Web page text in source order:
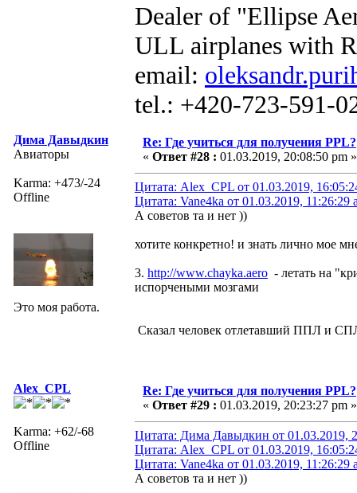
Dealer of "Ellipse
ULL airplanes with
email:
tel.: +420-723-591-
Дима Давыдкин
Авиаторы
Karma: +473/-24
Offline
Это моя работа.
Re: Где учиться для получения PPL?
« Ответ #28 : 01.03.2019, 20:08:50 pm »
Цитата: Alex_CPL от 01.03.2019,
Цитата: Vane4ka от 01.03.2019, 11:26:29
А советов та и нет ))
хотите конкретно! и знать лично мое
3. http://www.chayka.aero - летать на
испорчеными мозгами
Сказал человек отлетавший ППЛ и
Alex_CPL
Karma: +62/-68
Offline
Re: Где учиться для получения PPL?
« Ответ #29 : 01.03.2019, 20:23:27 pm »
Цитата: Дима Давыдкин от 01.03.2019,
Цитата: Alex_CPL от 01.03.2019,
Цитата: Vane4ka от 01.03.2019, 11:26:29
А советов та и нет ))